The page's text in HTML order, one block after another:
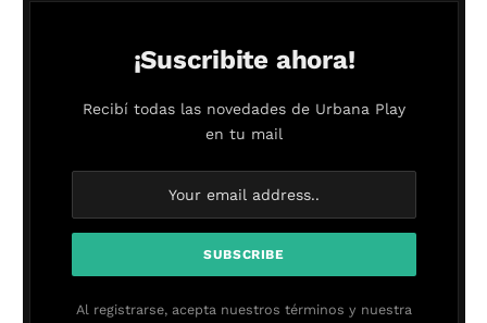
¡Suscribite ahora!
Recibí todas las novedades de Urbana Play
en tu mail
Al registrarse, acepta nuestros términos y nuestra